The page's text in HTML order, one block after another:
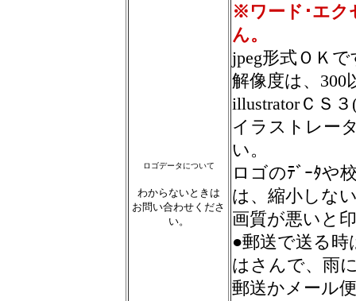
ロゴデータについて
わからないときは
お問い合わせくださ
い。
※ワード･エク
ん。
jpeg形式ＯＫで
解像度は、300
illustratorＣＳ
イラストレー
い。
ロゴのﾃﾞｰﾀや
は、縮小しな
画質が悪いと
●郵送で送る
はさんで、雨
郵送かメール